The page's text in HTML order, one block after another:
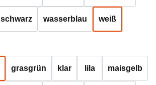
schwarz wasserblau weiß
grasgrün klar lila maisgelb